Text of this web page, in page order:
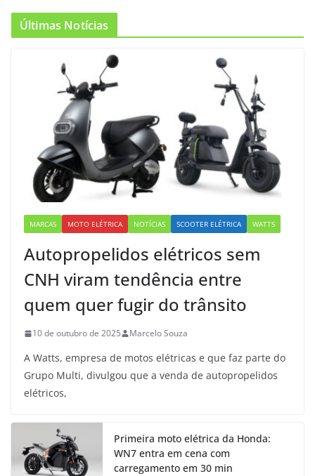
Últimas Notícias
MARCAS MOTO ELÉTRICA NOTÍCIAS SCOOTER ELÉTRICA WATTS
Autopropelidos elétricos sem
CNH viram tendência entre
quem quer fugir do trânsito
10 de outubro de 2025 Marcelo Souza
A Watts, empresa de motos elétricas e que faz parte do
Grupo Multi, divulgou que a venda de autopropelidos
elétricos,
Primeira moto elétrica da Honda:
WN7 entra em cena com
carregamento em 30 min